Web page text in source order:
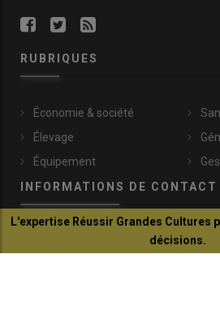
RUBRIQUES
Économie & société
Élevage
Équipement
INFORMATIONS DE CONTACT
communication@reussir.fr
L'expertise Réussir Grandes Cultures
décisions.